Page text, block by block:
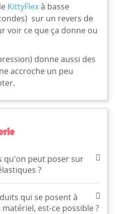
KittyFlexà basse
sur un revers de
voir ce que ça donne ou
donne aussi des
accroche un peu
qu'on peut poser sur
?
qui se posent à
est-ce possible ?